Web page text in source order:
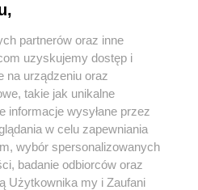
partnerów oraz inne
uzyskujemy dostęp i
na urządzeniu oraz
takie jak unikalne
informacje wysyłane przez
w celu zapewniania
wybór spersonalizowanych
badanie odbiorców oraz
Użytkownika my i Zaufani